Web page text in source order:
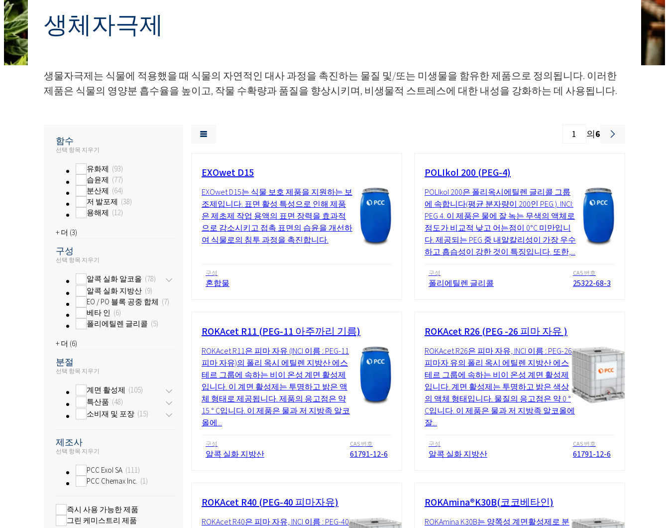
펄프 및 제지
플라스틱 및 고무
화재 예방 생체자극제
생물자극제는 식물에 적용했을 때 식물의 자연적인 대사 과정을 촉진하는 물질 및/또는 미생물을 함유한 제품으로 정의됩니다. 이러한
제품은 식물의 영양분 흡수율을 높이고, 작물 수확량과 품질을 향상시키며, 비생물적 스트레스에 대한 내성을 강화하는 데 사용됩니다.
함수
선택 항목 지우기
유화제
93
습윤제
77
분산제
64
저 발포제 38
용해제
12
+ 더 (3)
구성
선택 항목 지우기
알콕 실화 알코올 78
알콕 실화 지방산 9
EO / PO 블록 공중 합체
7
베타 인
6
폴리에틸렌 글리콜 5
+ 더 (6)
분절
선택 항목 지우기
계면 활성제
105
특산품 48
소비재 및 포장 15
제조사
선택 항목 지우기
PCC Exol SA 111
PCC Chemax Inc. 1
즉시 사용 가능한 제품
그린 케미스트리 제품
의6
EXOwet D15
EXOwet D15는 식물 보호 제품을 지원하는 보
조제입니다. 표면 활성 특성으로 인해 제품
은 제초제 작업 용액의 표면 장력을 효과적
으로 감소시키고 접촉 표면의 습윤을 개선하
여 식물로의 침투 과정을 촉진합니다.
구성
혼합물
POLIkol 200 (PEG-4)
POLIkol 200은 폴리옥시에틸렌 글리콜 그룹
에 속합니다(평균 분자량이 200인 PEG ). INCI:
PEG 4. 이 제품은 물에 잘 녹는 무색의 액체로
점도가 비교적 낮고 어는점이 0°C 미만입니
다. 제공되는 PEG 중 내알칼리성이 가장 우수
하고 흡습성이 강한 것이 특징입니다. 또한,...
구성
폴리에틸렌 글리콜
CAS 번호
25322-68-3
ROKAcet R11 (PEG-11 아주까리 기름)
ROKAcet R11은 피마 자유 (INCI 이름 : PEG-11
피마 자유)의 폴리 옥시 에틸렌 지방산 에스
테르 그룹에 속하는 비이 온성 계면 활성제
입니다. 이 계면 활성제는 투명하고 밝은 액
체 형태로 제공됩니다. 제품의 응고점은 약
15 ° C입니다. 이 제품은 물과 저 지방족 알코
올에...
구성
알콕 실화 지방산
CAS 번호
61791-12-6
ROKAcet R26 (PEG -26 피마 자유 )
ROKAcet R26은 피마 자유, INCI 이름 : PEG-26
피마자 유의 폴리 옥시 에틸렌 지방산 에스
테르 그룹에 속하는 비이 온성 계면 활성제
입니다. 계면 활성제는 투명하고 밝은 색상
의 액체 형태입니다. 물질의 응고점은 약 0 °
C입니다. 이 제품은 물과 저 지방족 알코올에
잘...
구성
알콕 실화 지방산
CAS 번호
61791-12-6
ROKAcet R40 (PEG-40 피마자유)
ROKAcet R40은 피마 자유, INCI 이름 : PEG-40
ROKAmina®K30B(코코베타인)
ROKAmina K30B는 양쪽성 계면활성제로 분